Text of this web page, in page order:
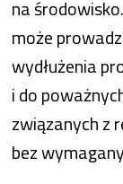
na
może
wydłużenia
i do
związanych z
bez